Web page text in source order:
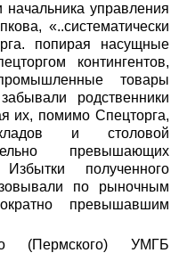
управления
«..систематически
попирая насущные
контингентов,
товары
родственники
их, помимо Спецторга,
и столовой
превышающих
полученного
по рыночным
превышавшим
(Пермского) УМГБ